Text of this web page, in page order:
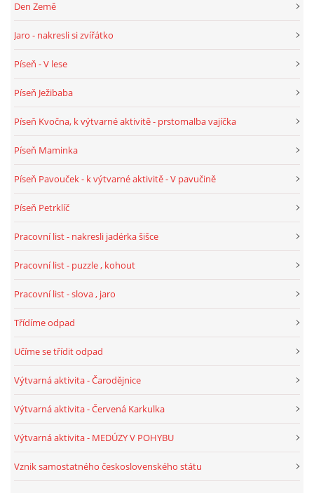
MIKULÁŠ, ČERTI
VELIKONOCE
KREATIVNÍ OVOCNÉ A ZELENINOVÉ MLSÁNÍ
RECENZE NA HRAČKY
VÁNOČNÍ TVOŘENÍ
Den Země
Jaro - nakresli si zvířátko
Píseň - V lese
Píseň Ježibaba
Píseň Kvočna, k výtvarné aktivitě - prstomalba vajíčka
Píseň Maminka
Píseň Pavouček - k výtvarné aktivitě - V pavučině
Píseň Petrklíč
Pracovní list - nakresli jadérka šišce
Pracovní list - puzzle , kohout
Pracovní list - slova , jaro
Třídíme odpad
Učíme se třídit odpad
Výtvarná aktivita - Čarodějnice
Výtvarná aktivita - Červená Karkulka
Výtvarná aktivita - MEDÚZY V POHYBU
Vznik samostatného československého státu